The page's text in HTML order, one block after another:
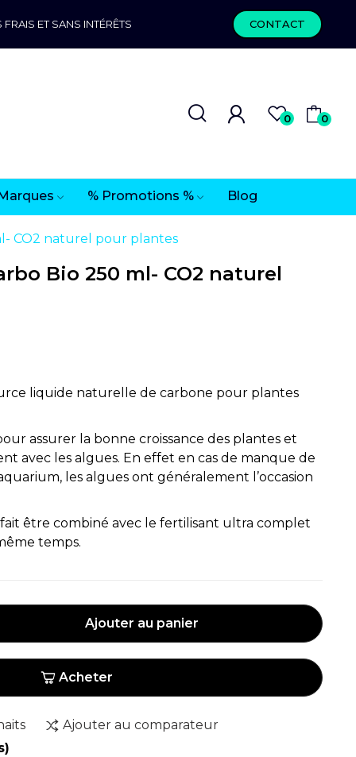
ET SANS INTÉRÊTS CONTACT
0 0
% Promotions % Blog
CO2 naturel pour plantes
Bio 250 ml- CO2 naturel
liquide naturelle de carbone pour plantes
assurer la bonne croissance des plantes et
avec les algues. En effet en cas de manque de
les algues ont généralement l’occasion
être combiné avec le fertilisant ultra complet
temps.
Ajouter au panier
Acheter
Ajouter au comparateur